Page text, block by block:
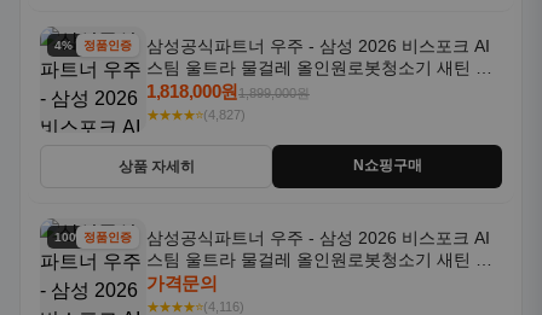
4% 할인정품인증
삼성공식파트너 우주 - 삼성 2026 비스포크 AI
스팀 울트라 물걸레 올인원로봇청소기 새틴 그
레이지 AAG
1,818,000원1,899,000원
★★★★⭐(4,827)
상품 자세히 N쇼핑구매
100% 할인
정품인증
삼성공식파트너 우주 - 삼성 2026 비스포크 AI
스팀 울트라 물걸레 올인원로봇청소기 새틴 차
콜 AAH
가격문의
★★★★⭐(4,116)